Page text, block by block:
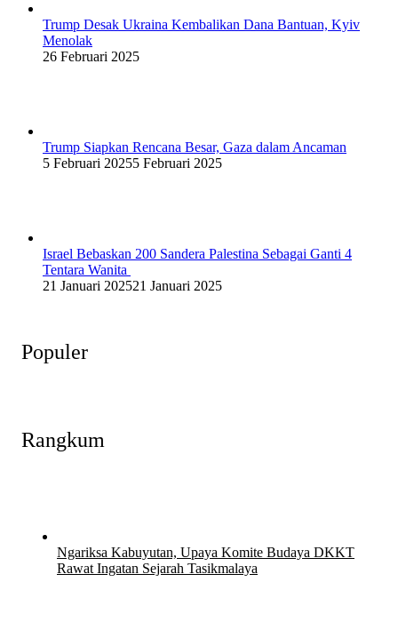
Trump Desak Ukraina Kembalikan Dana Bantuan, Kyiv
Menolak
26 Februari 2025
Trump Siapkan Rencana Besar, Gaza dalam Ancaman
5 Februari 20255 Februari 2025
Israel Bebaskan 200 Sandera Palestina Sebagai Ganti 4
Tentara Wanita
21 Januari 202521 Januari 2025
Populer
Rangkum
Ngariksa Kabuyutan, Upaya Komite Budaya DKKT
Rawat Ingatan Sejarah Tasikmalaya